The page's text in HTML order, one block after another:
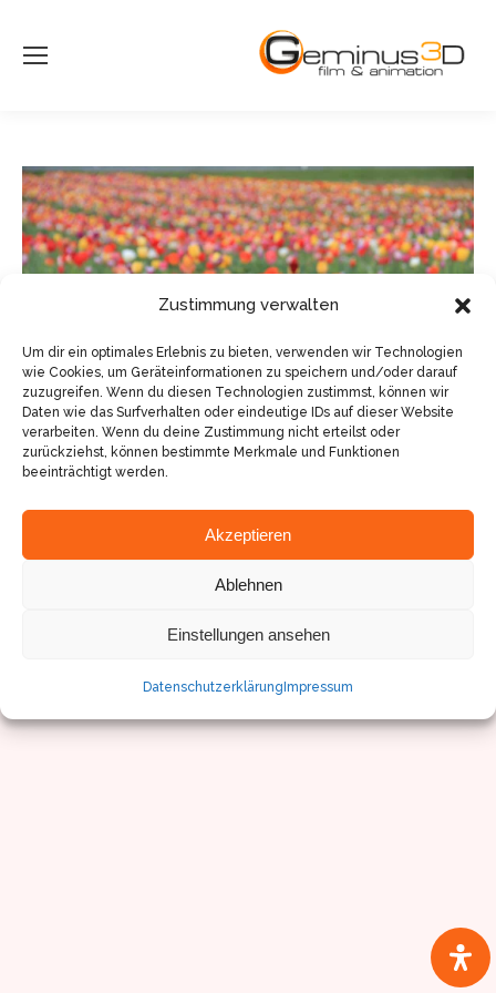
Zustimmung verwalten
Um dir ein optimales Erlebnis zu bieten, verwenden wir Technologien
wie Cookies, um Geräteinformationen zu speichern und/oder darauf
zuzugreifen. Wenn du diesen Technologien zustimmst, können wir
Daten wie das Surfverhalten oder eindeutige IDs auf dieser Website
verarbeiten. Wenn du deine Zustimmung nicht erteilst oder
zurückziehst, können bestimmte Merkmale und Funktionen
beeinträchtigt werden.
Akzeptieren
Ablehnen
Einstellungen ansehen
Datenschutzerklärung Impressum
© Sven Pfister, Geminus 3D